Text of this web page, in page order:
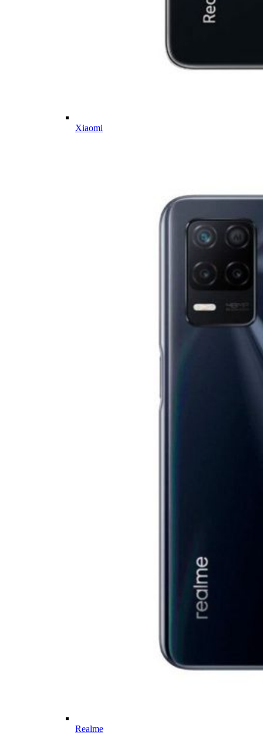
Xiaomi
Realme